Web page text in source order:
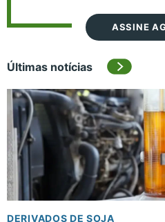
ASSINE
Últimas notícias
DERIVADOS DE SOJA